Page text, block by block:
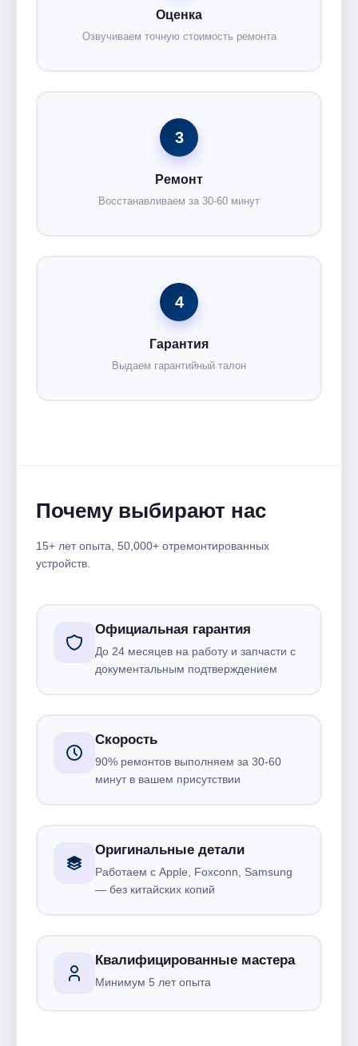
Оценка
Озвучиваем точную стоимость ремонта
3
Ремонт
Восстанавливаем за 30-60 минут
4
Гарантия
Выдаем гарантийный талон
Почему выбирают нас
15+ лет опыта, 50,000+ отремонтированных
устройств.
Официальная гарантия
До 24 месяцев на работу и запчасти с
документальным подтверждением
Скорость
90% ремонтов выполняем за 30-60
минут в вашем присутствии
Оригинальные детали
Работаем с Apple, Foxconn, Samsung
— без китайских копий
Квалифицированные мастера
Минимум 5 лет опыта